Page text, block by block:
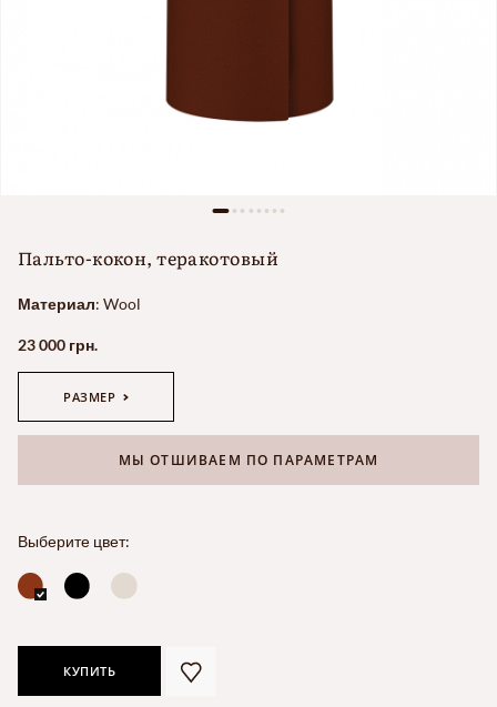
Пальто-кокон, теракотовый
Материал: Wool
23 000 грн.
РАЗМЕР
МЫ ОТШИВАЕМ ПО ПАРАМЕТРАМ
Выберите цвет:
КУПИТЬ